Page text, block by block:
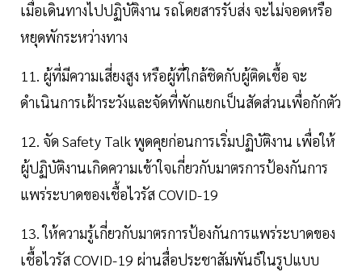
เมื่อเดินทางไปปฏิบัติงาน รถโดยสารรับส่ง จะไม่จอดหรือ
หยุดพักระหว่างทาง
11. ผู้ที่มีความเสี่ยงสูง หรือผู้ที่ใกล้ชิดกับผู้ติดเชื้อ จะ
ดำเนินการเฝ้าระวังและจัดที่พักแยกเป็นสัดส่วนเพื่อกักตัว
12. จัด Safety Talk พูดคุยก่อนการเริ่มปฏิบัติงาน เพื่อให้
ผู้ปฏิบัติงานเกิดความเข้าใจเกี่ยวกับมาตรการป้องกันการ
แพร่ระบาดของเชื้อไวรัส COVID-19
13. ให้ความรู้เกี่ยวกับมาตรการป้องกันการแพร่ระบาดของ
เชื้อไวรัส COVID-19 ผ่านสื่อประชาสัมพันธ์ในรูปแบบ